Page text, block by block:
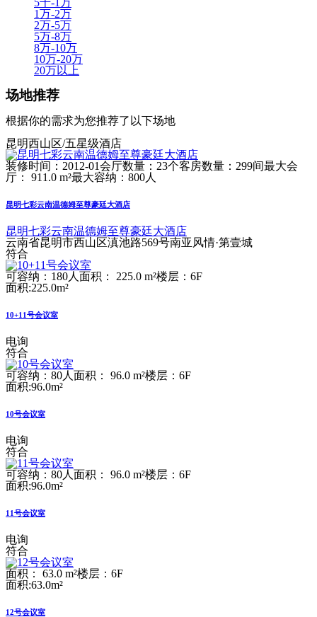
1万-2万
2万-5万
5万-8万
8万-10万
10万-20万
20万以上
场地推荐
根据你的需求为您推荐了以下场地
昆明西山区/五星级酒店
装修时间：2012-01会厅数量：23个客房数量：299间最大会
厅： 911.0 m²最大容纳：800人
昆明七彩云南温德姆至尊豪廷大酒店
昆明七彩云南温德姆至尊豪廷大酒店
云南省昆明市西山区滇池路569号南亚风情·第壹城
符合
可容纳：180人 面积： 225.0 m²楼层：6F
面积:225.0m²
10+11号会议室
电询
符合
可容纳：80人 面积： 96.0 m²楼层：6F
面积:96.0m²
10号会议室
电询
符合
可容纳：80人 面积： 96.0 m²楼层：6F
面积:96.0m²
11号会议室
电询
符合
面积： 63.0 m²楼层：6F
面积:63.0m²
12号会议室